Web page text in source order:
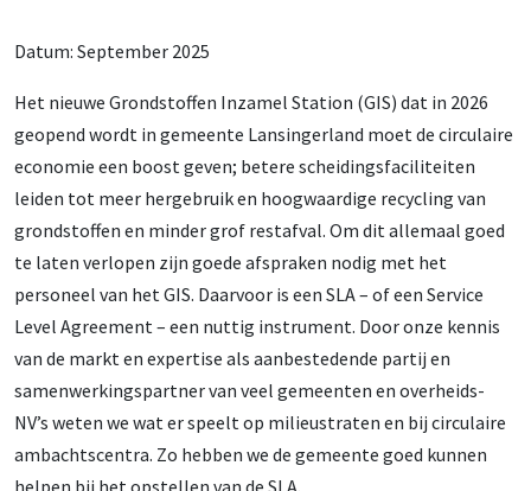
Datum: September 2025
Het nieuwe Grondstoffen Inzamel Station (GIS) dat in 2026
geopend wordt in gemeente Lansingerland moet de circulaire
economie een boost geven; betere scheidingsfaciliteiten
leiden tot meer hergebruik en hoogwaardige recycling van
grondstoffen en minder grof restafval. Om dit allemaal goed
te laten verlopen zijn goede afspraken nodig met het
personeel van het GIS. Daarvoor is een SLA – of een Service
Level Agreement – een nuttig instrument. Door onze kennis
van de markt en expertise als aanbestedende partij en
samenwerkingspartner van veel gemeenten en overheids-
NV’s weten we wat er speelt op milieustraten en bij circulaire
ambachtscentra. Zo hebben we de gemeente goed kunnen
helpen bij het opstellen van de SLA.